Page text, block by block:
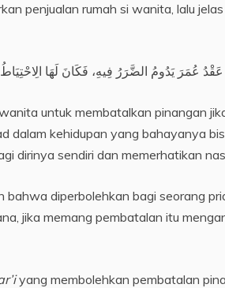
penjualan rumah si wanita, lalu
untuk membatalkan pinangan
dalam kehidupan yang bahayanya
dirinya sendiri dan memerhatikan
bahwa diperbolehkan bagi seorang
jika memang pembatalan itu
yang membolehkan pembatalan